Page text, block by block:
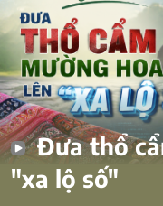
Đưa thổ
"xa lộ số"